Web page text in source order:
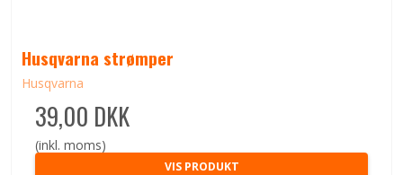
Husqvarna strømper
Husqvarna
39,00 DKK
(inkl. moms)
VIS PRODUKT